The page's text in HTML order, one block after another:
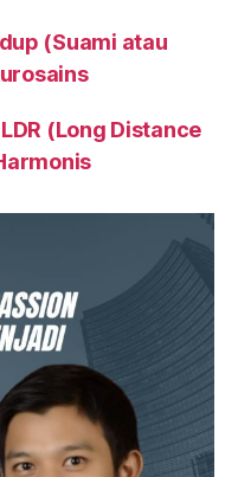
(Suami atau
(Long Distance